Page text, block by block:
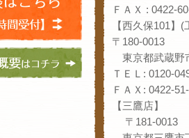
ＦＡＸ : 0422-
【西久保101】
〒180-0013
東京都武蔵野
ＴＥＬ: 0120-
ＦＡＸ: 0422-
【三鷹店】
〒181-0013